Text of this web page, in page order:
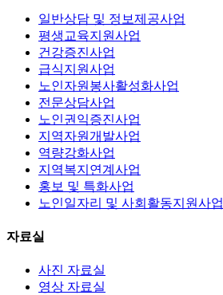
일반상담 및 정보제공사업
평생교육지원사업
건강증진사업
급식지원사업
노인자원봉사활성화사업
전문상담사업
노인권익증진사업
지역자원개발사업
역량강화사업
지역복지연계사업
홍보 및 특화사업
노인일자리 및 사회활동지원사업
자료실
사진 자료실
영상 자료실